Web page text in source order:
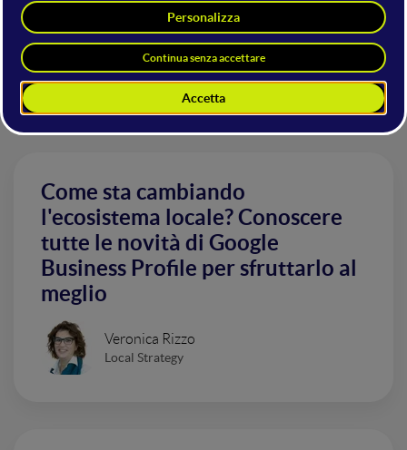
Altri interventi nella sala
Tourism
Come sta cambiando
l'ecosistema locale? Conoscere
tutte le novità di Google
Business Profile per sfruttarlo al
meglio
Veronica Rizzo
Local Strategy